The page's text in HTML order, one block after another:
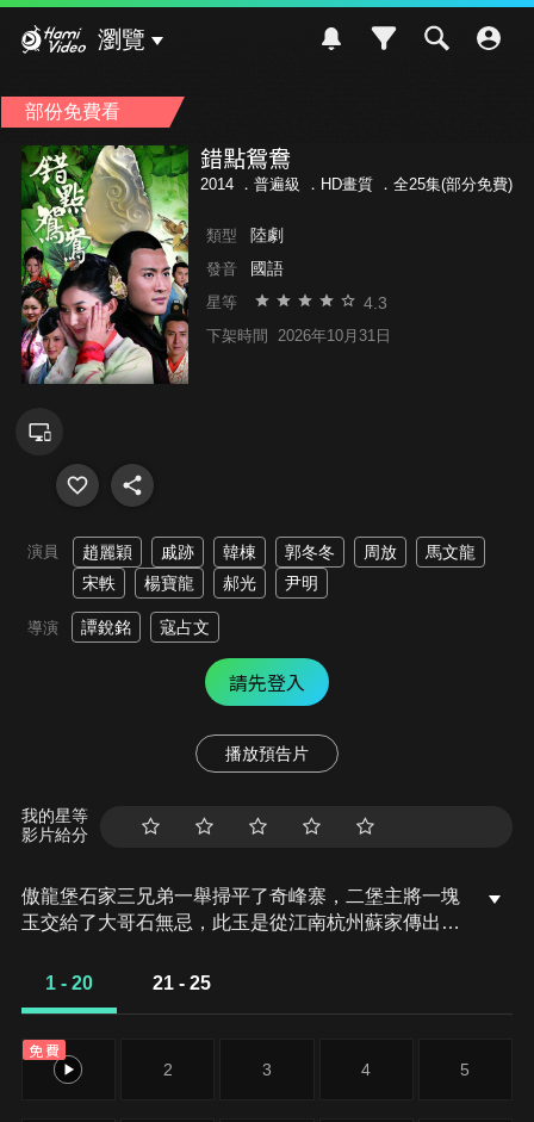
瀏覽
部份免費看
錯點鴛鴦
2014 ． 普遍級 ．HD畫質 ．全25集(部分免費)
類型 陸劇
發音 國語
星等 4.3
下架時間 2026年10月31日
演員 趙麗穎 戚跡 韓棟 郭冬冬 周放
馬文龍
宋軼
楊寶龍 郝光 尹明
導演 譚銳銘 寇占文
請先登入
播放預告片
我的星等
影片給分
傲龍堡石家三兄弟一舉掃平了奇峰寨，二堡主將一塊
玉交給了大哥石無忌，此玉是從江南杭州蘇家傳出，
決定到江南杭州一探究竟。蘇光平想在北方發展自己
1 - 20 21 - 25
免費
1 2 3 4 5